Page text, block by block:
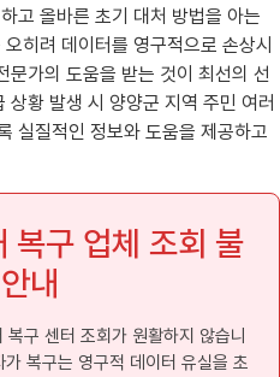
고 올바른 초기 대처 방법을 아는
히려 데이터를 영구적으로 손상시
가의 도움을 받는 것이 최선의 선
황 발생 시 양양군 지역 주민 여러
실질적인 정보와 도움을 제공하고
구 업체 조회 불
내
구 센터 조회가 원활하지 않습니
복구는 영구적 데이터 유실을 초